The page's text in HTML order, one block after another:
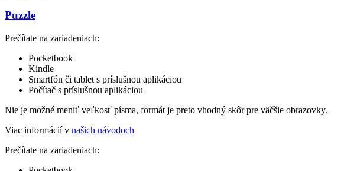
Puzzle
Prečítate na zariadeniach:
Pocketbook
Kindle
Smartfón či tablet s príslušnou aplikáciou
Počítač s príslušnou aplikáciou
Nie je možné meniť veľkosť písma, formát je preto vhodný skôr pre väčšie obrazovky.
Viac informácií v našich návodoch
Prečítate na zariadeniach: